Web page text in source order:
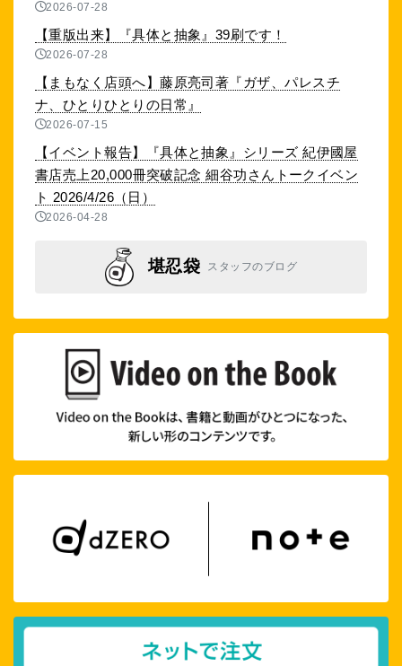
2026-07-28
【重版出来】『具体と抽象』39刷です！
2026-07-28
【まもなく店頭へ】藤原亮司著『ガザ、パレスチ
ナ、ひとりひとりの日常』
2026-07-15
【イベント報告】『具体と抽象』シリーズ 紀伊國屋
書店売上20,000冊突破記念 細谷功さんトークイベン
ト 2026/4/26（日）
2026-04-28
堪忍袋 スタッフのブログ